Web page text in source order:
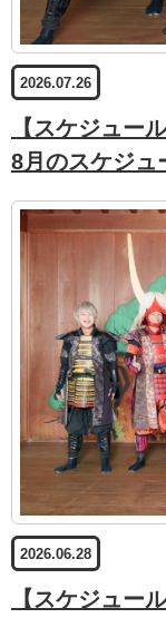
2026.07.26
【スケジュー
8月のスケジュ
2026.06.28
【スケジュー